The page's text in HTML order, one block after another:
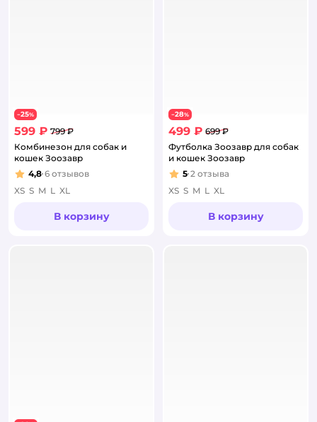
−25%
599 ₽ 799 ₽
Комбинезон для собак и
кошек Зоозавр
Рейтинг:
4,8 6 отзывов
XS S M L XL
В корзину
−28%
499 ₽ 699 ₽
Футболка Зоозавр для собак
и кошек Зоозавр
Рейтинг:
5 2 отзыва
XS S M L XL
В корзину